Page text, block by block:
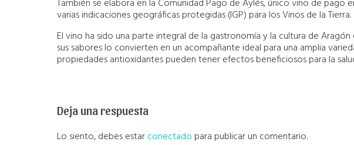
También se elabora en la Comunidad Pago de Aylés, único vino de pago
varias indicaciones geográficas protegidas (IGP) para los Vinos de la Tierra.
El vino ha sido una parte integral de la gastronomía y la cultura de
sus sabores lo convierten en un acompañante ideal para una amplia
propiedades antioxidantes pueden tener efectos beneficiosos para la
Deja una respuesta
Lo siento, debes estarconectado para publicar un comentario.